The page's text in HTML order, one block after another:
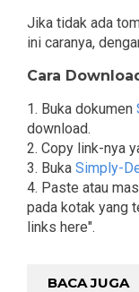
Jika tidak ada
ini caranya,
Cara
1. Buka dokumen
download.
2. Copy link-nya
3. Buka Simply-
4. Paste atau
pada kotak yang
links here".
BACA JUGA